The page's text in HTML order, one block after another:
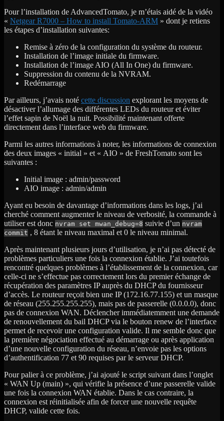
Pour l’installation de AdvancedTomato, je m’étais aidé de la vidéo
« Netgear R7000 – How to install Tomato-ARM » dont je retiens
les étapes d’installation suivantes:
Remise à zéro de la configuration du système du routeur.
Installation de l’image initiale du firmware.
Installation de l’image AIO (All In One) du firmware.
Suppression du contenu de la NVRAM.
Redémarrage
Par ailleurs, j’avais noté cette discussion explorant les moyens de
désactiver l’allumage des différentes LEDs du routeur et éviter
l’effet sapin de Noël la nuit. Possibilité maintenant offerte
directement dans l’interface web du firmware.
Parmi les autres informations à noter, les informations de connexion
des deux images « initial » et « AIO » de FreshTomato sont les
suivantes :
Initial image : admin/password
AIO image : admin/admin
Ayant eu besoin de davantage d’informations dans les logs, j’ai
cherché comment augmenter le niveau de verbosité, la commande à
utiliser est donc nvram set mwan_debug=8 suivie d’un nvram
commit , 8 étant le niveau maximal et 0 le niveau minimal.
Après maintenant plusieurs jours d’utilisation, je n’ai pas détecté de
problèmes particuliers une fois la connexion établie. J’ai toutefois
rencontré quelques problèmes à l’établissement de la connexion, car
celle-ci ne s’effectue pas correctement lors du premier échange de
récupération des paramètres IP auprès du DHCP du fournisseur
d’accès. Le routeur reçoit bien une IP (172.16.77.155) et un masque
de réseau (255.255.255.255), mais pas de passerelle (0.0.0.0), donc
pas de connexion WAN. Déclencher immédiatemment une demande
de renouvellement du bail DHCP via le bouton renew de l’interface
permet de recevoir une configuration valide. Il me semble donc que
la première négociation effectué au démarrage ou après application
d’une nouvelle configuration du réseau, n’envoie pas les options
d’authentification 77 et 90 requises par le serveur DHCP.
Pour palier à ce problème, j’ai ajouté le script suivant dans l’onglet
« WAN Up (main) », qui vérifie la présence d’une passerelle valide
une fois la connexion WAN établie. Dans le cas contraire, la
connexion est réinitialisée afin de forcer une nouvelle requête
DHCP, valide cette fois.